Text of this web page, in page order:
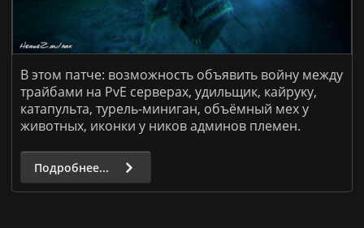
В этом патче: возможность объявить войну между
трайбами на PvE серверах, удильщик, кайруку,
катапульта, турель-миниган, объёмный мех у
животных, иконки у ников админов племен.
Подробнее...